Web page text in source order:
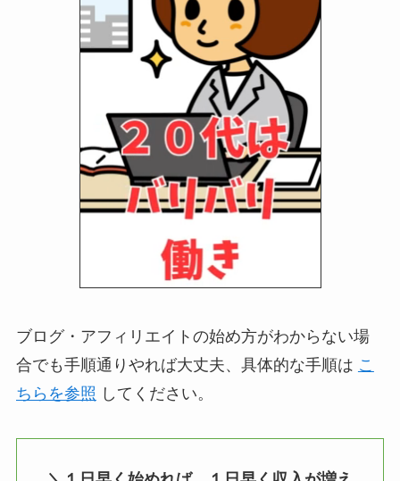
ブログ・アフィリエイトの始め方がわからない場
合でも手順通りやれば大丈夫、具体的な手順は こ
ちらを参照 してください。